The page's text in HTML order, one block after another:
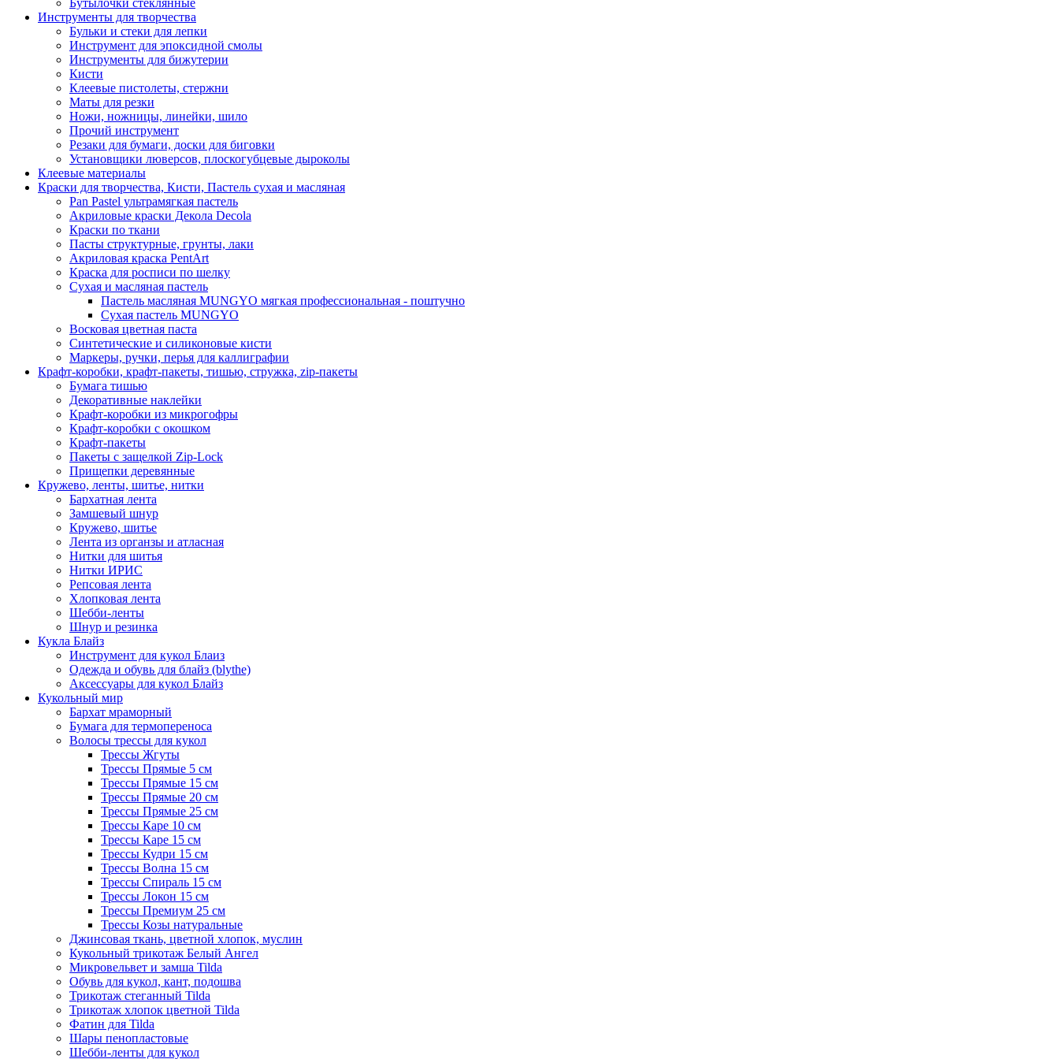
Инструменты для творчества
Бульки и стеки для лепки
Инструмент для эпоксидной смолы
Инструменты для бижутерии
Кисти
Клеевые пистолеты, стержни
Маты для резки
Ножи, ножницы, линейки, шило
Прочий инструмент
Резаки для бумаги, доски для биговки
Установщики люверсов, плоскогубцевые дыроколы
Клеевые материалы
Краски для творчества, Кисти, Пастель сухая и масляная
Pan Pastel ультрамягкая пастель
Акриловые краски Декола Decola
Краски по ткани
Пасты структурные, грунты, лаки
Акриловая краска PentArt
Краска для росписи по шелку
Cухая и масляная пастель
Пастель масляная MUNGYO мягкая профессиональная - поштучно
Сухая пастель MUNGYO
Восковая цветная паста
Синтетические и силиконовые кисти
Маркеры, ручки, перья для каллиграфии
Крафт-коробки, крафт-пакеты, тишью, стружка, zip-пакеты
Бумага тишью
Декоративные наклейки
Крафт-коробки из микрогофры
Крафт-коробки с окошком
Крафт-пакеты
Пакеты с защелкой Zip-Lock
Прищепки деревянные
Кружево, ленты, шитье, нитки
Бархатная лента
Замшевый шнур
Кружево, шитье
Лента из органзы и атласная
Нитки для шитья
Нитки ИРИС
Репсовая лента
Хлопковая лента
Шебби-ленты
Шнур и резинка
Кукла Блайз
Инструмент для кукол Блаиз
Одежда и обувь для блайз (blythe)
Аксессуары для кукол Блайз
Кукольный мир
Бархат мраморный
Бумага для термопереноса
Волосы трессы для кукол
Трессы Жгуты
Трессы Прямые 5 см
Трессы Прямые 15 см
Трессы Прямые 20 см
Трессы Прямые 25 см
Трессы Каре 10 см
Трессы Каре 15 см
Трессы Кудри 15 см
Трессы Волна 15 см
Трессы Спираль 15 см
Трессы Локон 15 см
Трессы Премиум 25 см
Трессы Козы натуральные
Джинсовая ткань, цветной хлопок, муслин
Кукольный трикотаж Белый Ангел
Микровельвет и замша Tilda
Обувь для кукол, кант, подошва
Трикотаж стеганный Tilda
Трикотаж хлопок цветной Tilda
Фатин для Tilda
Шары пенопластовые
Шебби-ленты для кукол